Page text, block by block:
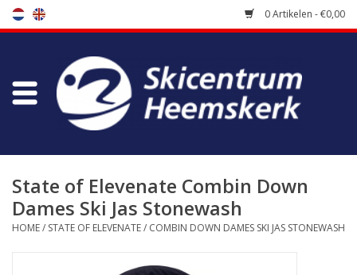
0 Artikelen - €0,00
Winkel
Bootfitting
Onderhoud
State of Elevenate Combin Down
Dames Ski Jas Stonewash
HOME/ STATE OF ELEVENATE/ COMBIN DOWN DAMES SKI JAS STONEWASH